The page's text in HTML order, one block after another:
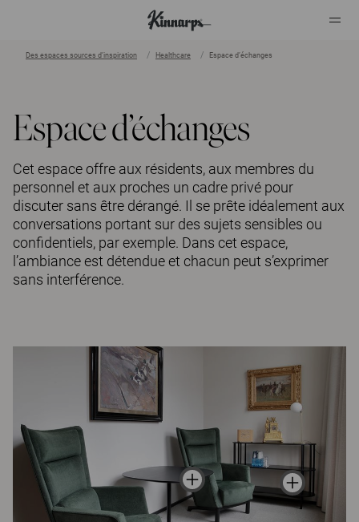
Des espaces sources d’inspiration Healthcare Espace d’échanges
Espace d’échanges
Cet espace offre aux résidents, aux membres du
personnel et aux proches un cadre privé pour
discuter sans être dérangé. Il se prête idéalement aux
conversations portant sur des sujets sensibles ou
confidentiels, par exemple. Dans cet espace,
l’ambiance est détendue et chacun peut s’exprimer
sans interférence.